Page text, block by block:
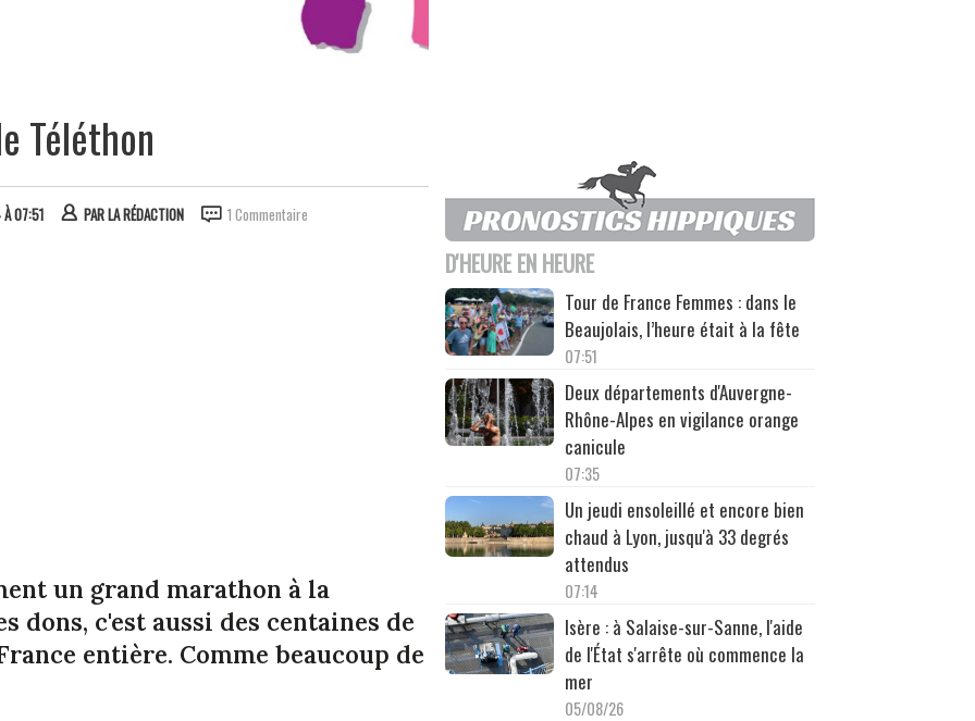
Téléthon
À 07:51 PARLA RÉDACTION 1 Commentaire
un grand marathon à la
dons, c'est aussi des centaines de
entière. Comme beaucoup de
D'HEURE EN HEURE
Tour de France Femmes : dans le
Beaujolais, l’heure était à la fête
07:51
Deux départements d'Auvergne-
Rhône-Alpes en vigilance orange
canicule
07:35
Un jeudi ensoleillé et encore bien
chaud à Lyon, jusqu'à 33 degrés
attendus
07:14
Isère : à Salaise-sur-Sanne, l'aide
de l'État s'arrête où commence la
mer
05/08/26